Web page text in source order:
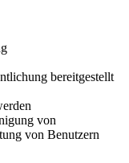
bereitgestellt
von
von Benutzern